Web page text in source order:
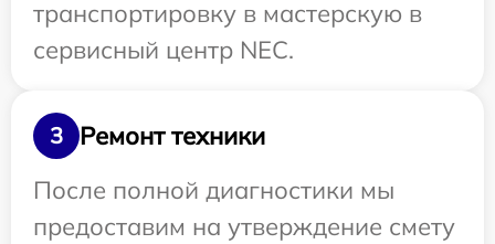
транспортировку в мастерскую в
сервисный центр NEC.
3
Ремонт техники
После полной диагностики мы
предоставим на утверждение смету